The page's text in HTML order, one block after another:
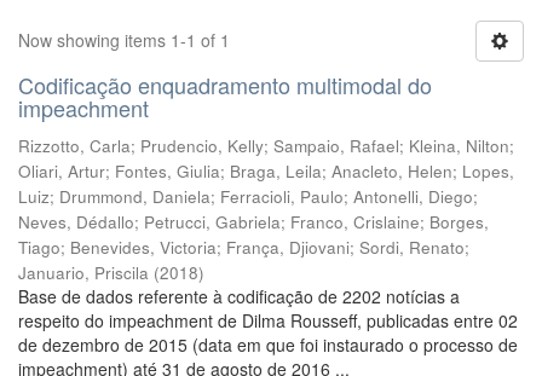
Now showing items 1-1 of 1
Codificação enquadramento multimodal do
impeachment
Rizzotto, Carla; Prudencio, Kelly; Sampaio, Rafael; Kleina, Nilton;
Oliari, Artur; Fontes, Giulia; Braga, Leila; Anacleto, Helen; Lopes,
Luiz; Drummond, Daniela; Ferracioli, Paulo; Antonelli, Diego;
Neves, Dédallo; Petrucci, Gabriela; Franco, Crislaine; Borges,
Tiago; Benevides, Victoria; França, Djiovani; Sordi, Renato;
Januario, Priscila (2018)
Base de dados referente à codificação de 2202 notícias a
respeito do impeachment de Dilma Rousseff, publicadas entre 02
de dezembro de 2015 (data em que foi instaurado o processo de
impeachment) até 31 de agosto de 2016 ...